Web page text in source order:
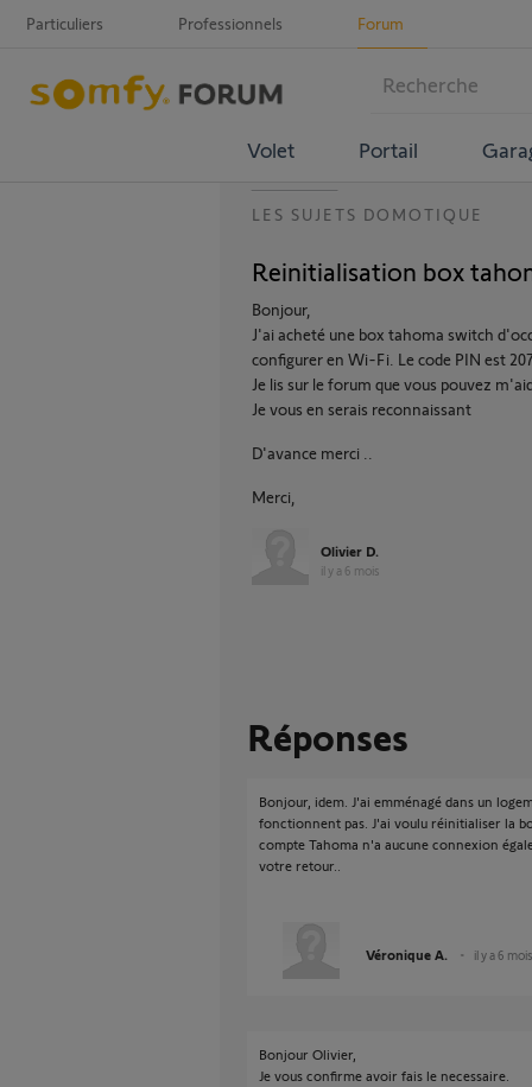
Particuliers Professionnels Forum
Volet Portail
LES SUJETS DOMOTIQUE
Reinitialisation box
Bonjour,
J'ai acheté une box tahoma switch
configurer en Wi-Fi. Le code PIN est
Je lis sur le forum que vous pouvez
Je vous en serais reconnaissant
D'avance merci ..
Merci,
Olivier D.
il y a 6 mois
Réponses
Bonjour, idem. J'ai emménagé dans un
fonctionnent pas. J'ai voulu réinitialiser la
compte Tahoma n'a aucune connexion
votre retour..
Véronique A. il y a 6 mois
Bonjour Olivier,
Je vous confirme avoir fais le necessaire.